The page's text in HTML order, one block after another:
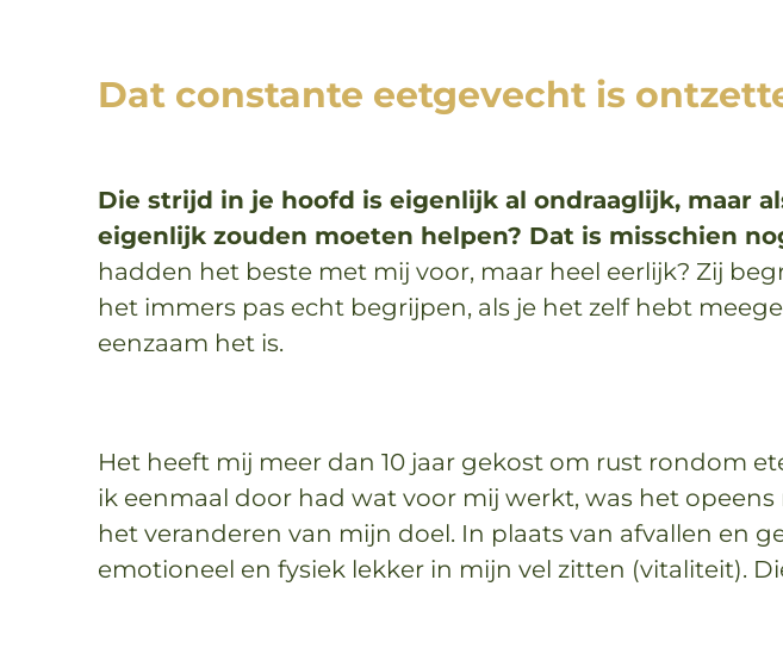
Dat constante eetgevecht is
Die strijd in je hoofd is eigenlijk al ondraaglijk, maar
eigenlijk zouden moeten helpen? Dat is misschien
hadden het beste met mij voor, maar heel eerlijk? Zij
het immers pas echt begrijpen, als je het zelf hebt
eenzaam het is.
Het heeft mij meer dan 10 jaar gekost om rust rondom
ik eenmaal door had wat voor mij werkt, was het
het veranderen van mijn doel. In plaats van afvallen en
emotioneel en fysiek lekker in mijn vel zitten (vitaliteit).